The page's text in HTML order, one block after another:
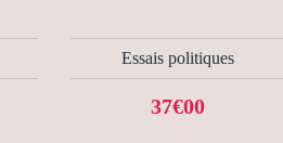
Essais politiques
37€00